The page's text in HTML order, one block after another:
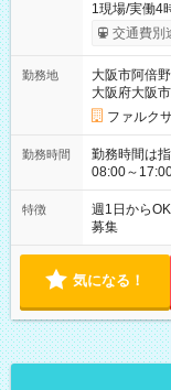
1現場/実働4
働4時間以
時間以内)を
～」ですが
円】のボー
よっては早
ません！ ≪給与例≫ ・週1日勤務 ㈪～㈮は本業のため㈯のみ
1現場/
日でレギュ
る」などをして月
交通費別
勤務地
大阪市阿倍
大阪府大阪
ファルク
勤務時間
勤務時間は
08:00～
給与の日給
時も給料変
♪ 1日にたく
特徴
週1日から
募集
気になる！